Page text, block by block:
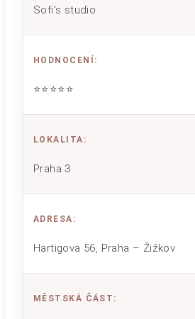
Sofi's studio
HODNOCENÍ :
⭐⭐⭐⭐⭐
LOKALITA :
Praha 3
ADRESA :
Hartigova 56, Praha – Žižkov
MĚSTSKÁ ČÁST :